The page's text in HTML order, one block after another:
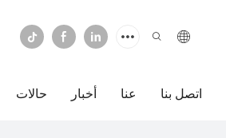
حالات أخبار عنا اتصل بنا